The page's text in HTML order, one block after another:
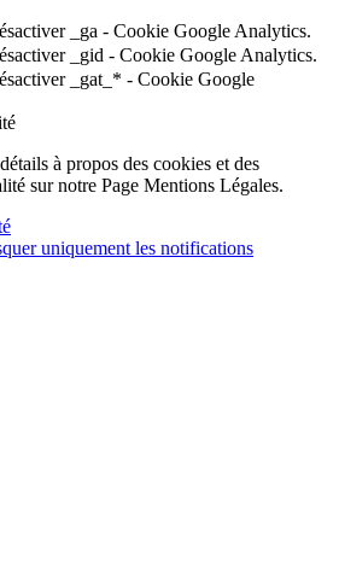
_ga - Cookie Google Analytics.
_gid - Cookie Google Analytics.
_gat_* - Cookie Google
à propos des cookies et des
sur notre Page Mentions Légales.
uniquement les notifications